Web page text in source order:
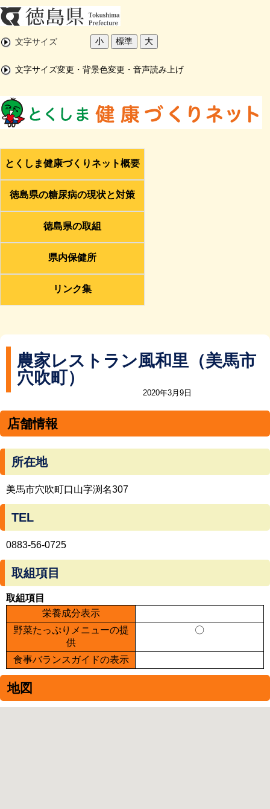
文字サイズ 小 標準 大
文字サイズ変更・背景色変更・音声読み上げ
とくしま健康づくりネット概要
徳島県の糖尿病の現状と対策
徳島県の取組
県内保健所
リンク集
農家レストラン風和里（美馬市
穴吹町）
2020年3月9日
店舗情報
所在地
美馬市穴吹町口山字渕名307
TEL
0883-56-0725
取組項目
取組項目
栄養成分表示
野菜たっぷりメニューの提
供
〇
食事バランスガイドの表示
地図